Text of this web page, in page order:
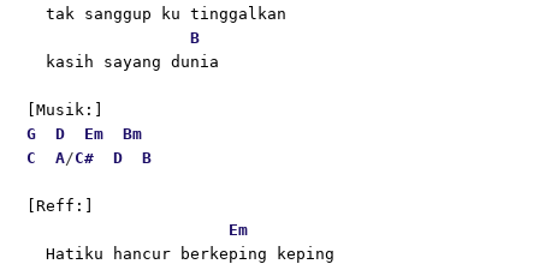
  tak sanggup ku tinggalkan
B
  kasih sayang dunia
[Musik:]
G
D Em
Bm
C
A/C# D B
[Reff:]
Em
  Hatiku hancur berkeping keping